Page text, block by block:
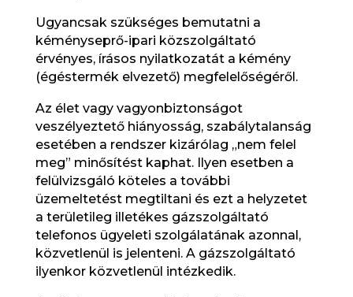
Ugyancsak szükséges bemutatni a
kéményseprő-ipari közszolgáltató
érvényes, írásos nyilatkozatát a kémény
(égéstermék elvezető) megfelelőségéről.
Az élet vagy vagyonbiztonságot
veszélyeztető hiányosság, szabálytalanság
esetében a rendszer kizárólag „nem felel
meg” minősítést kaphat. Ilyen esetben a
felülvizsgáló köteles a további
üzemeltetést megtiltani és ezt a helyzetet
a területileg illetékes gázszolgáltató
telefonos ügyeleti szolgálatának azonnal,
közvetlenül is jelenteni. A gázszolgáltató
ilyenkor közvetlenül intézkedik.